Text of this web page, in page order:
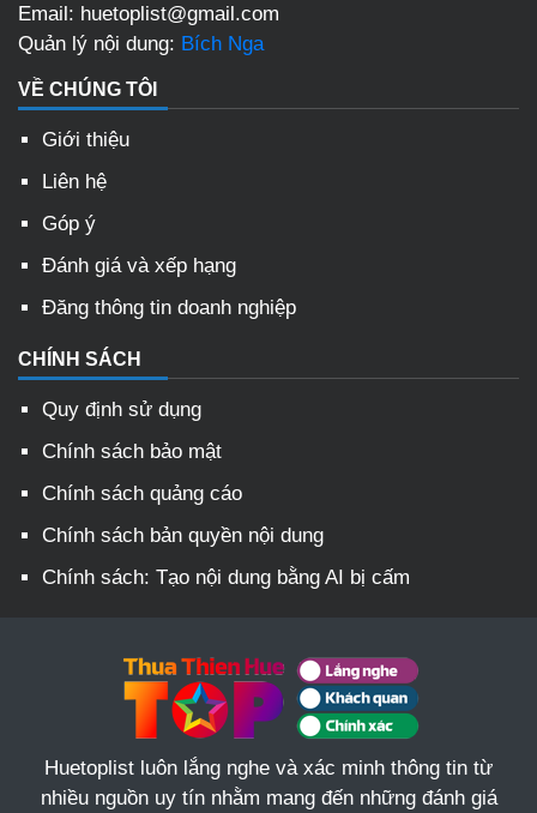
Email: huetoplist@gmail.com
Quản lý nội dung: Bích Nga
VỀ CHÚNG TÔI
Giới thiệu
Liên hệ
Góp ý
Đánh giá và xếp hạng
Đăng thông tin doanh nghiệp
CHÍNH SÁCH
Quy định sử dụng
Chính sách bảo mật
Chính sách quảng cáo
Chính sách bản quyền nội dung
Chính sách: Tạo nội dung bằng AI bị cấm
Huetoplist luôn lắng nghe và xác minh thông tin từ
nhiều nguồn uy tín nhằm mang đến những đánh giá